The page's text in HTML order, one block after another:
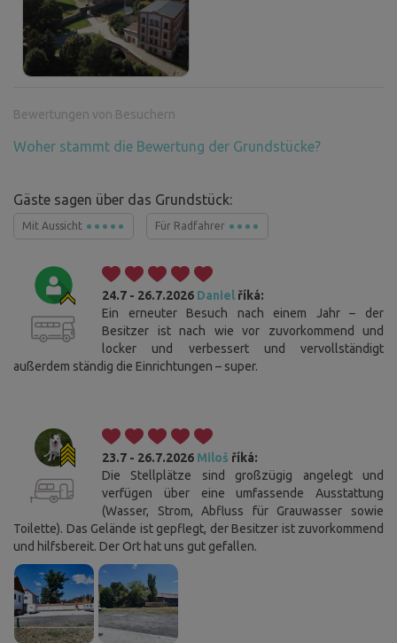
Bewertungen von Besuchern
Woher stammt die Bewertung der Grundstücke?
Gäste sagen über das Grundstück:
Mit Aussicht Für Radfahrer
24.7 - 26.7.2026 Daniel říká:
Ein erneuter Besuch nach einem Jahr – der
Besitzer ist nach wie vor zuvorkommend und
locker und verbessert und vervollständigt
außerdem ständig die Einrichtungen – super.
23.7 - 26.7.2026 Miloš říká:
Die Stellplätze sind großzügig angelegt und
verfügen über eine umfassende Ausstattung
(Wasser, Strom, Abfluss für Grauwasser sowie
Toilette). Das Gelände ist gepflegt, der Besitzer ist zuvorkommend
und hilfsbereit. Der Ort hat uns gut gefallen.